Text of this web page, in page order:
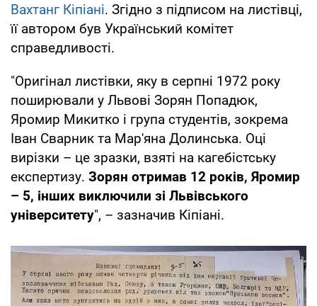
Вахтанг Кіпіані. Згідно з підписом на листівці,
її автором був Український комітет
справедливості.
"Оригінал листівки, яку в серпні 1972 року
поширювали у Львові Зорян Попадюк,
Яромир Микитко і група студентів, зокрема
Іван Сварник та Мар'яна Долинська. Оці
вирізки – це зразки, взяті на кагебістську
експертизу. Зорян отримав 12 років, Яромир
– 5, інших виключили зі Львівського
університету", – зазначив Кіпіані.